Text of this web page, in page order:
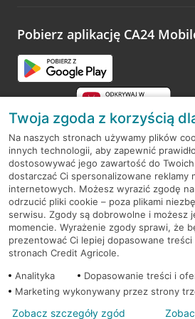
opinie.
Pobierz aplikację CA24
RODO
Regulamin serwisu
Mapa serwisu
PolitykaCookies
© 2026 Credit Agricole Bank Polska S.A.
Twoja zgoda z korzyścią
Na naszych stronach używamy plików
innych technologii, aby zapewnić
dostosowywać jego zawartość do
dostarczać Ci spersonalizowane reklamy
internetowych. Możesz wyrazić zgodę
odrzucić pliki cookie – poza plikami
serwisu. Zgody są dobrowolne i możesz
momencie. Wyrażenie zgody sprawi, że
prezentować Ci lepiej dopasowane
stronach Credit Agricole.
Analityka
Dopasowanie treści i
Marketing wykonywany przez strony
Zobacz szczegóły zgód